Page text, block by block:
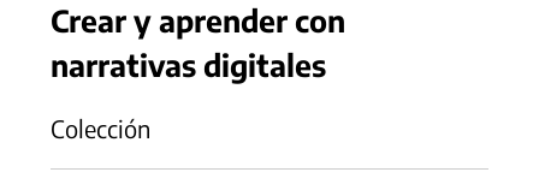
Crear y aprender con
narrativas digitales
Colección